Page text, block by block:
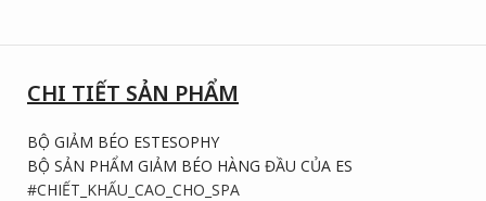
CHI TIẾT SẢN PHẨM
BỘ GIẢM BÉO ESTESOPHY
BỘ SẢN PHẨM GIẢM BÉO HÀNG ĐẦU CỦA ES
#CHIẾT_KHẤU_CAO_CHO_SPA